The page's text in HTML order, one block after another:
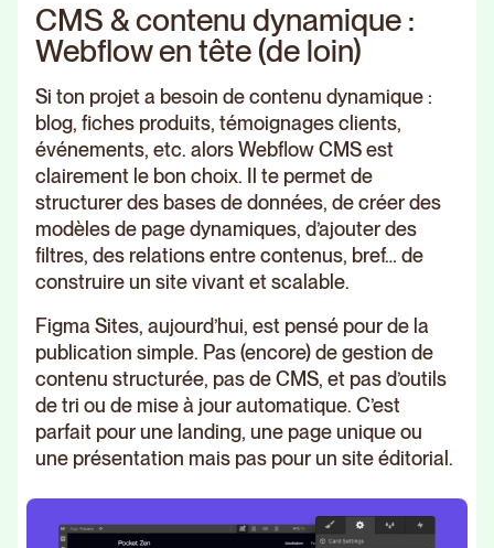
CMS & contenu dynamique :
Webflow en tête (de loin)
Si ton projet a besoin de contenu dynamique :
blog, fiches produits, témoignages clients,
événements, etc. alors Webflow CMS est
clairement le bon choix. Il te permet de
structurer des bases de données, de créer des
modèles de page dynamiques, d’ajouter des
filtres, des relations entre contenus, bref… de
construire un site vivant et scalable.
Figma Sites, aujourd’hui, est pensé pour de la
publication simple. Pas (encore) de gestion de
contenu structurée, pas de CMS, et pas d’outils
de tri ou de mise à jour automatique. C’est
parfait pour une landing, une page unique ou
une présentation mais pas pour un site éditorial.